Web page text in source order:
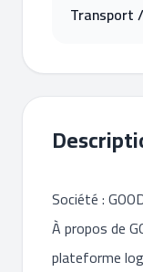
Transport
Société :
À propos de
plateforme